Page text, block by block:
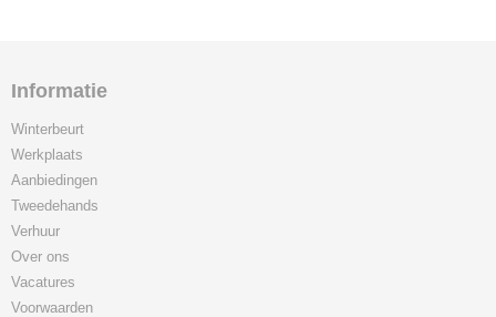
Informatie
Winterbeurt
Werkplaats
Aanbiedingen
Tweedehands
Verhuur
Over ons
Vacatures
Voorwaarden